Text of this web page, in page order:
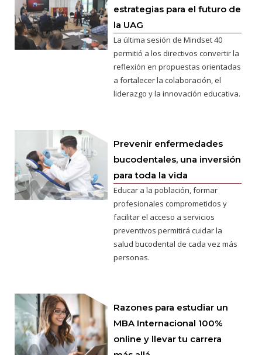
estrategias para el futuro de
la UAG
La última sesión de Mindset 40
permitió a los directivos convertir la
reflexión en propuestas orientadas
a fortalecer la colaboración, el
liderazgo y la innovación educativa.
Prevenir enfermedades
bucodentales, una inversión
para toda la vida
Educar a la población, formar
profesionales comprometidos y
facilitar el acceso a servicios
preventivos permitirá cuidar la
salud bucodental de cada vez más
personas.
Razones para estudiar un
MBA Internacional 100%
online y llevar tu carrera